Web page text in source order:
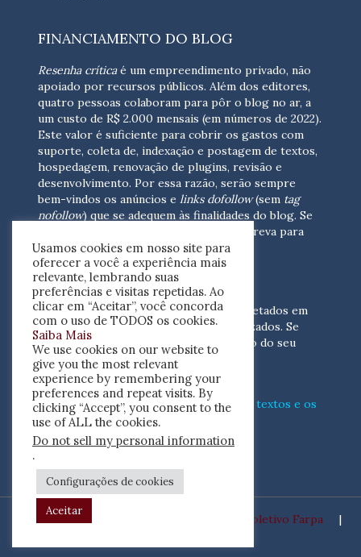
FINANCIAMENTO DO BLOG
Resenha críticaé um empreendimento privado, não
apoiado por recursos públicos. Além dos editores,
quatro pessoas colaboram para pôr o blog no ar, a
um custo de R$ 2.000 mensais (em números de 2022).
Este valor é suficiente para cobrir os gastos com
suporte, coleta de, indexação e postagem de textos,
hospedagem, renovação de plugins, revisão e
desenvolvimento. Por essa razão, serão sempre
bem-vindos os anúncios e links dofollow(sem tag
nofollow) que se adequem às finalidades do blog. Se
escreva para
nós(contato@resenhacritica.com.br)
FONTES E ACERVO
As resenhas, dossiês e sumários são coletados em
periódicos acadêmicos e sites especializados. Se
você tem interesse em divulgar o acervo do seu
periódico, escreva para nós
(contato@resenhacritica.com.br)
Conheça omodocomo processamos os textos e os
índicesdisponibilizados neste blog.
ISSN 2764-0302
Coletivo Farpa |
Usamos cookies em nosso site para
oferecer a você a experiência mais
relevante, lembrando suas
preferências e visitas repetidas. Ao
clicar em “Aceitar”, você concorda
com o uso de TODOS os cookies.
Saiba Mais
We use cookies on our website to
give you the most relevant
experience by remembering your
preferences and repeat visits. By
clicking “Accept”, you consent to the
use of ALL the cookies.
Do not sell my personal information
.
Configurações de cookies
Aceitar